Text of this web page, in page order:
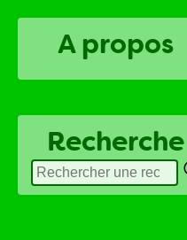
A propos
Recherche